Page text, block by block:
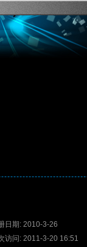
日期: 2010-3-26
访问: 2011-3-20 16:51